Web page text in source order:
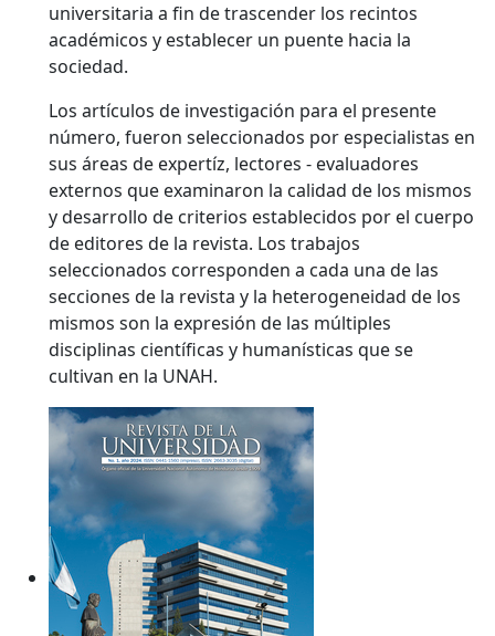
universitaria a fin de trascender los recintos
académicos y establecer un puente hacia la
sociedad.
Los artículos de investigación para el presente
número, fueron seleccionados por especialistas en
sus áreas de expertíz, lectores - evaluadores
externos que examinaron la calidad de los mismos
y desarrollo de criterios establecidos por el cuerpo
de editores de la revista. Los trabajos
seleccionados corresponden a cada una de las
secciones de la revista y la heterogeneidad de los
mismos son la expresión de las múltiples
disciplinas científicas y humanísticas que se
cultivan en la UNAH.